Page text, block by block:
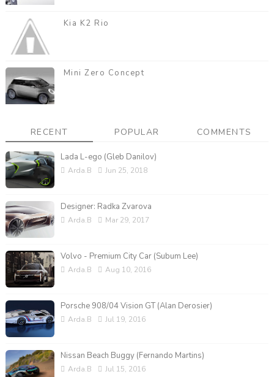
Kia K2 Rio
Mini Zero Concept
RECENT POPULAR COMMENTS
Lada L-ego (Gleb Danilov)
Arda.B Jun 25, 2018
Designer: Radka Zvarova
Arda.B Mar 29, 2017
Volvo - Premium City Car (Subum Lee)
Arda.B Aug 10, 2016
Porsche 908/04 Vision GT (Alan Derosier)
Arda.B Jul 19, 2016
Nissan Beach Buggy (Fernando Martins)
Arda.B Jul 15, 2016